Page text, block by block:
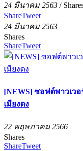
24 มีนาคม 2563 /
ShareTweet
24 มีนาคม 2563
Shares
ShareTweet
[NEWS] ซอฟต์พาวเว
เมียงดง
22 พฤษภาคม 2566
Shares
ShareTweet